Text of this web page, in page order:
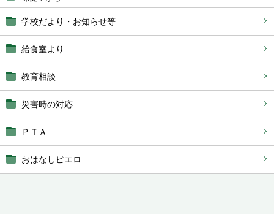
学校だより・お知らせ等
給食室より
教育相談
災害時の対応
ＰＴＡ
おはなしピエロ